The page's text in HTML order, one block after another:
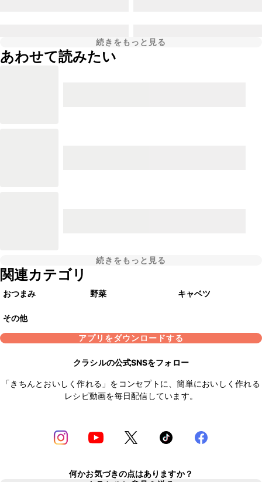
続きをもっと見る
あわせて読みたい
続きをもっと見る
関連カテゴリ
おつまみ 野菜 キャベツ
その他
アプリをダウンロードする
クラシルの公式SNSをフォロー
「きちんとおいしく作れる」をコンセプトに、簡単においしく作れる
レシピ動画を毎日配信しています。
何かお気づきの点はありますか？